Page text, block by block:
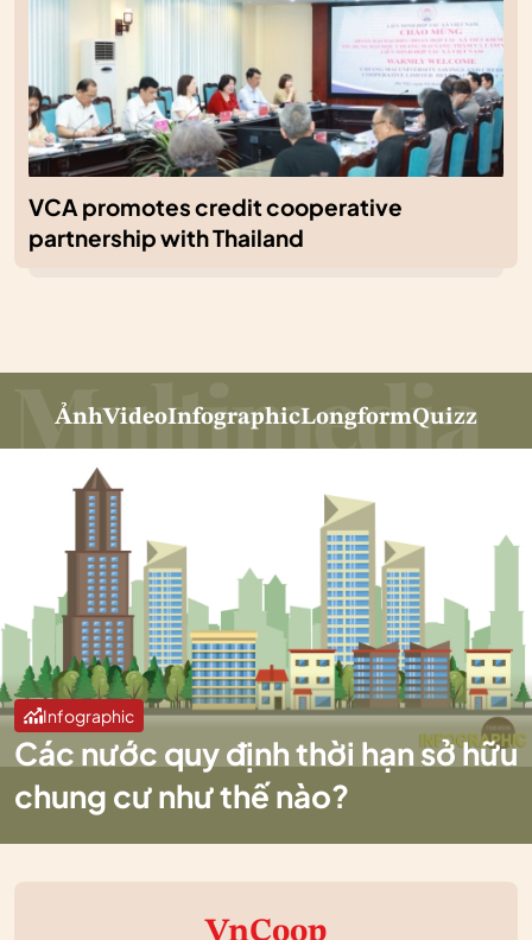
VCA promotes credit cooperative
partnership with Thailand
ẢnhVideoInfographicLongformQuizz
Infographic
Các nước quy định thời hạn sở hữu
chung cư như thế nào?